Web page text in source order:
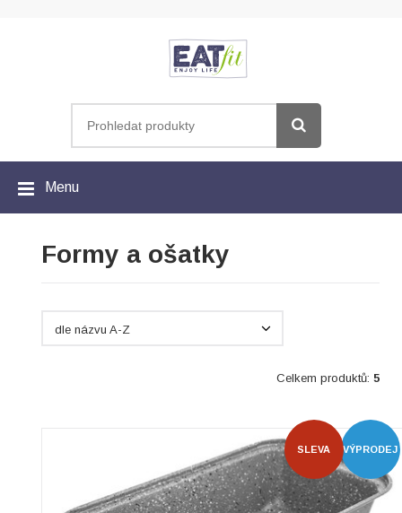
Menu
Formy a ošatky
dle názvu A-Z
Celkem produktů: 5
VÝPRODEJ
SLEVA